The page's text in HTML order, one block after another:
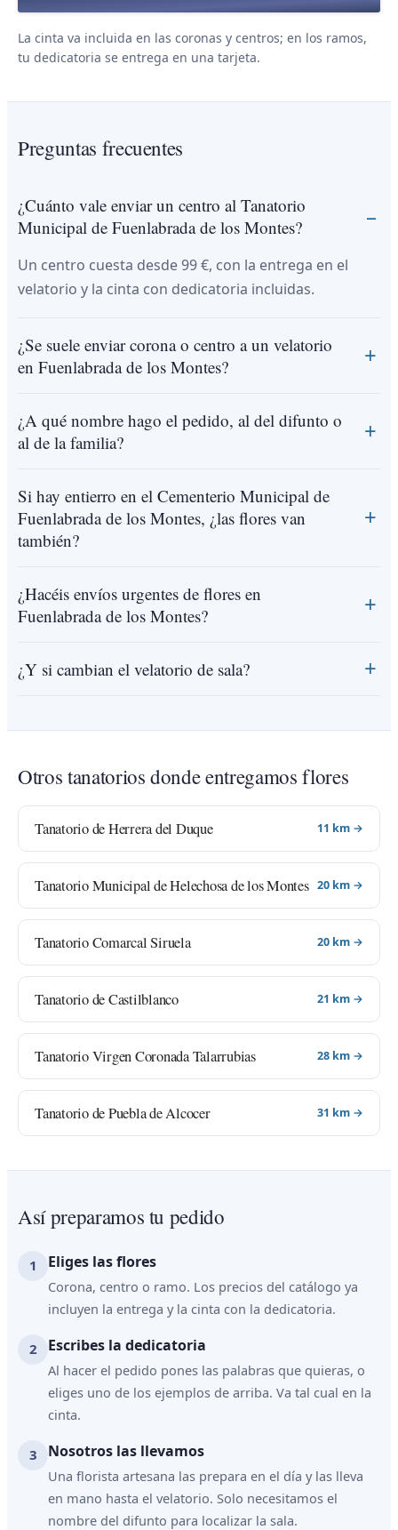
La cinta va incluida en las coronas y centros; en los ramos,
tu dedicatoria se entrega en una tarjeta.
Preguntas frecuentes
¿Cuánto vale enviar un centro al Tanatorio
Municipal de Fuenlabrada de los Montes?
Un centro cuesta desde 99 €, con la entrega en el
velatorio y la cinta con dedicatoria incluidas.
¿Se suele enviar corona o centro a un velatorio
en Fuenlabrada de los Montes?
¿A qué nombre hago el pedido, al del difunto o
al de la familia?
Si hay entierro en el Cementerio Municipal de
Fuenlabrada de los Montes, ¿las flores van
también?
¿Hacéis envíos urgentes de flores en
Fuenlabrada de los Montes?
¿Y si cambian el velatorio de sala?
Otros tanatorios donde entregamos flores
Tanatorio de Herrera del Duque 11 km →
Tanatorio Municipal de Helechosa de los Montes 20 km →
Tanatorio Comarcal Siruela 20 km →
Tanatorio de Castilblanco 21 km →
Tanatorio Virgen Coronada Talarrubias 28 km →
Tanatorio de Puebla de Alcocer 31 km →
Así preparamos tu pedido
Eliges las flores
Corona, centro o ramo. Los precios del catálogo ya
incluyen la entrega y la cinta con la dedicatoria.
Escribes la dedicatoria
Al hacer el pedido pones las palabras que quieras, o
eliges uno de los ejemplos de arriba. Va tal cual en la
cinta.
Nosotros las llevamos
Una florista artesana las prepara en el día y las lleva
en mano hasta el velatorio. Solo necesitamos el
nombre del difunto para localizar la sala.